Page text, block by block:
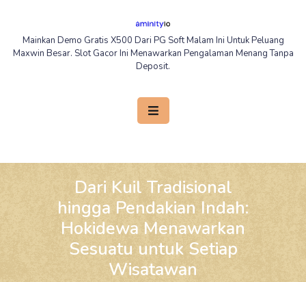
contentMainkan Demo Gratis X500 Dari PG Soft Malam Ini Untuk Peluang
Maxwin Besar. Slot Gacor Ini Menawarkan Pengalaman Menang Tanpa
Deposit.
Button
Dari Kuil Tradisional
hingga Pendakian Indah:
Hokidewa Menawarkan
Sesuatu untuk Setiap
Wisatawan